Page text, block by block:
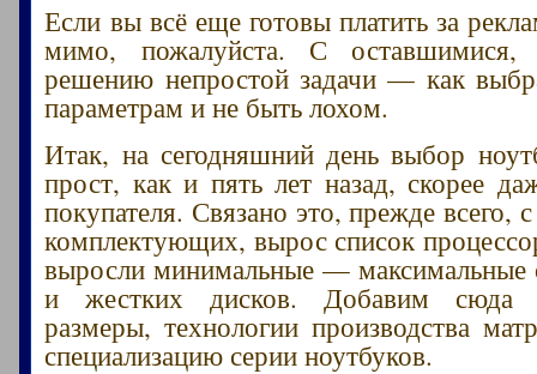
Если вы всё еще готовы платить за
мимо, пожалуйста. С оставшимися,
решению непростой задачи — как
параметрам и не быть лохом.
Итак, на сегодняшний день выбор
прост, как и пять лет назад, скорее
покупателя. Связано это, прежде всего,
комплектующих, вырос список
выросли минимальные — максимальные
и жестких дисков. Добавим сюда
размеры, технологии производства
специализацию серии ноутбуков.